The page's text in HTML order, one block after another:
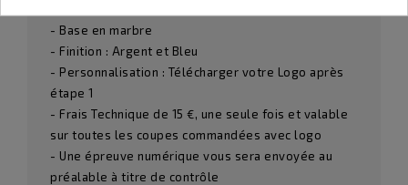
- Base en marbre
- Finition : Argent et Bleu
- Personnalisation : Télécharger votre Logo après
étape 1
- Frais Technique de 15 €, une seule fois et valable
sur toutes les coupes commandées avec logo
- Une épreuve numérique vous sera envoyée au
préalable à titre de contrôle